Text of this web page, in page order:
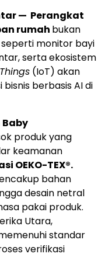
— Perangkat
rumah bukan
seperti monitor bayi
serta ekosistem
(IoT) akan
berbasis AI di
Baby
produk yang
keamanan
OEKO-TEX®.
bahan
desain netral
pakai produk.
Utara,
standar
verifikasi